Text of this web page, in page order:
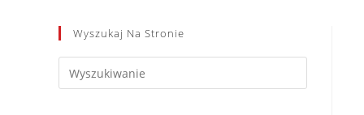
Wyszukaj Na Stronie